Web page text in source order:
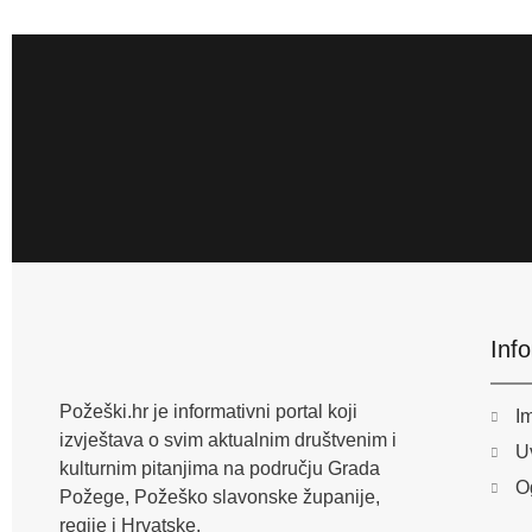
Požeški.hr je informativni portal koji
izvještava o svim aktualnim društvenim i
kulturnim pitanjima na području Grada
Požege, Požeško slavonske županije,
regije i Hrvatske.